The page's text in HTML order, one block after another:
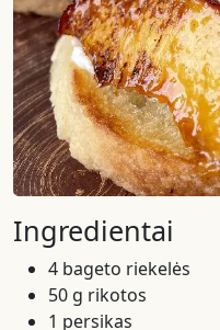
Ingredientai
4 bageto riekelės
50 g rikotos
1 persikas